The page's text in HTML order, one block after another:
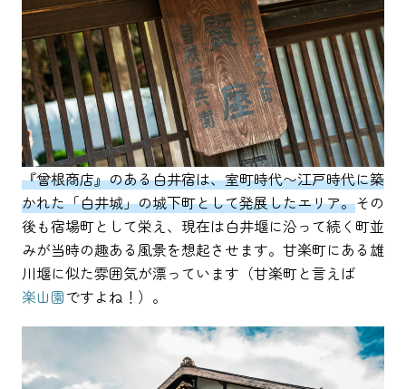
『曾根商店』のある白井宿は、室町時代〜江戸時代に築
かれた「白井城」の城下町として発展したエリア。その
後も宿場町として栄え、現在は白井堰に沿って続く町並
みが当時の趣ある風景を想起させます。甘楽町にある雄
川堰に似た雰囲気が漂っています（甘楽町と言えば
楽山園ですよね！）。